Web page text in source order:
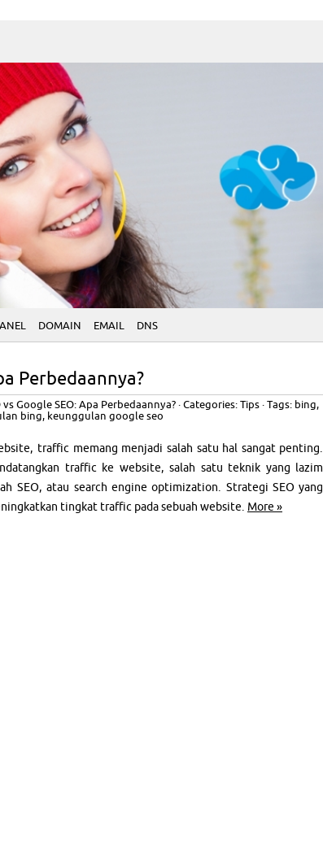
DOMAIN EMAIL DNS
Perbedaannya?
vs Google SEO: Apa Perbedaannya? · Categories: Tips · Tags: bing,
bing, keunggulan google seo
traffic memang menjadi salah satu hal sangat penting.
traffic ke website, salah satu teknik yang lazim
SEO, atau search engine optimization. Strategi SEO yang
tingkat traffic pada sebuah website. More »